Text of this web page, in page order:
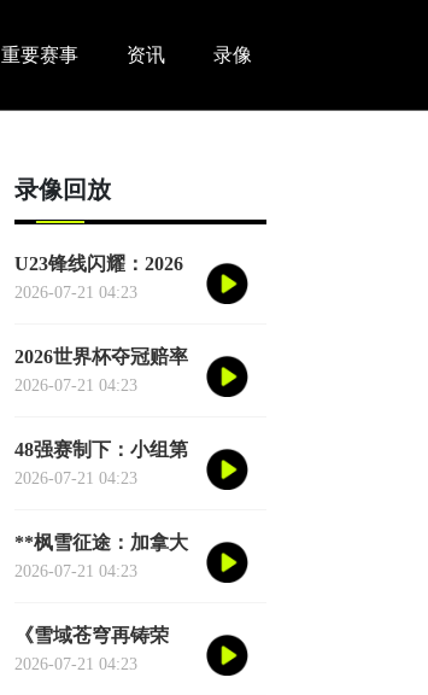
重要赛事 资讯 录像
录像回放
U23锋线闪耀：2026
世界杯小组赛个人进
2026-07-21 04:23
2026世界杯夺冠赔率
剧烈震荡：国际顶级
2026-07-21 04:23
48强赛制下：小组第
三的出局线算法与晋
2026-07-21 04:23
**枫雪征途：加拿大
足球的2026黎明之战
2026-07-21 04:23
《雪域苍穹再铸荣
光：阿根廷三冠史
2026-07-21 04:23